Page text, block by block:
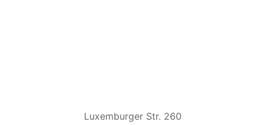
Luxemburger Str. 260